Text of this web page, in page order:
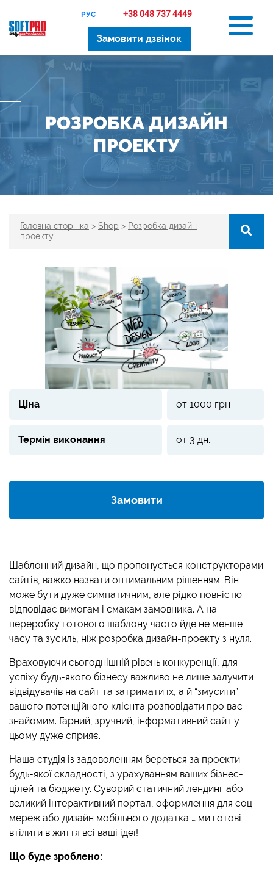
РУС +38 048 737 4449
Замовити дзвінок
РОЗРОБКА ДИЗАЙН
ПРОЕКТУ
Головна сторінка > Shop > Розробка дизайн
проекту
Ціна от 1000 грн
Термін виконання от 3 дн.
Замовити
Шаблонний дизайн, що пропонується конструкторами
сайтів, важко назвати оптимальним рішенням. Він
може бути дуже симпатичним, але рідко повністю
відповідає вимогам і смакам замовника. А на
переробку готового шаблону часто йде не менше
часу та зусиль, ніж розробка дизайн-проекту з нуля.
Враховуючи сьогоднішній рівень конкуренції, для
успіху будь-якого бізнесу важливо не лише залучити
відвідувачів на сайт та затримати їх, а й “змусити”
вашого потенційного клієнта розповідати про вас
знайомим. Гарний, зручний, інформативний сайт у
цьому дуже сприяє.
Наша студія із задоволенням береться за проекти
будь-якої складності, з урахуванням ваших бізнес-
цілей та бюджету. Суворий статичний лендинг або
великий інтерактивний портал, оформлення для соц.
мереж або дизайн мобільного додатка … ми готові
втілити в життя всі ваші ідеї!
Що буде зроблено: